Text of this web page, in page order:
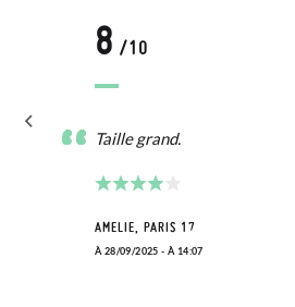
8 /10
Taille grand.
AMELIE, PARIS 17
À 28/09/2025 - À 14:07